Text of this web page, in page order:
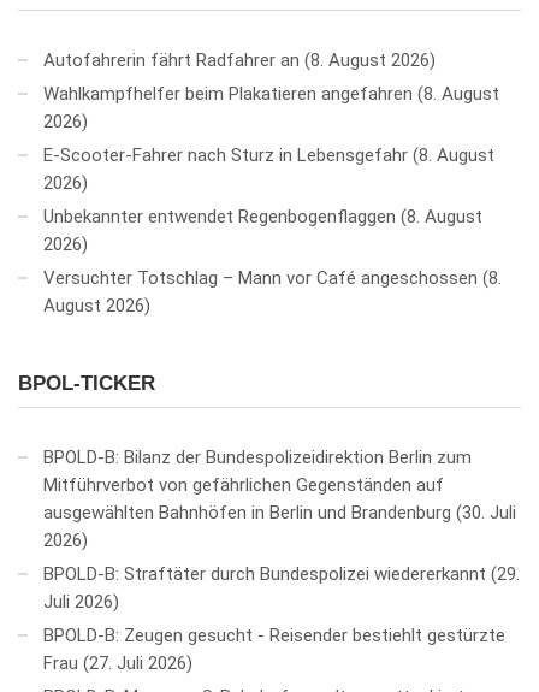
Autofahrerin fährt Radfahrer an 8. August 2026
Wahlkampfhelfer beim Plakatieren angefahren 8. August
2026
E-Scooter-Fahrer nach Sturz in Lebensgefahr 8. August
2026
Unbekannter entwendet Regenbogenflaggen 8. August
2026
Versuchter Totschlag – Mann vor Café angeschossen 8.
August 2026
BPOL-TICKER
BPOLD-B: Bilanz der Bundespolizeidirektion Berlin zum
Mitführverbot von gefährlichen Gegenständen auf
ausgewählten Bahnhöfen in Berlin und Brandenburg 30. Juli
2026
BPOLD-B: Straftäter durch Bundespolizei wiedererkannt 29.
Juli 2026
BPOLD-B: Zeugen gesucht - Reisender bestiehlt gestürzte
Frau 27. Juli 2026